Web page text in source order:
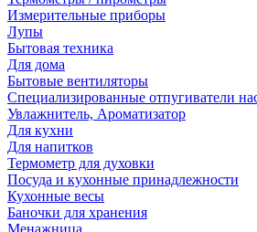
Измерительные приборы
Лупы
Бытовая техника
Для дома
Бытовые вентиляторы
Специализированные отпугиватели
Увлажнитель, Ароматизатор
Для кухни
Для напитков
Термометр для духовки
Посуда и кухонные принадлежности
Кухонные весы
Баночки для хранения
Менажница